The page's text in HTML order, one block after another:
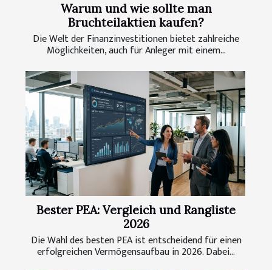
Warum und wie sollte man
Bruchteilaktien kaufen?
Die Welt der Finanzinvestitionen bietet zahlreiche
Möglichkeiten, auch für Anleger mit einem...
Bester PEA: Vergleich und Rangliste
2026
Die Wahl des besten PEA ist entscheidend für einen
erfolgreichen Vermögensaufbau in 2026. Dabei...